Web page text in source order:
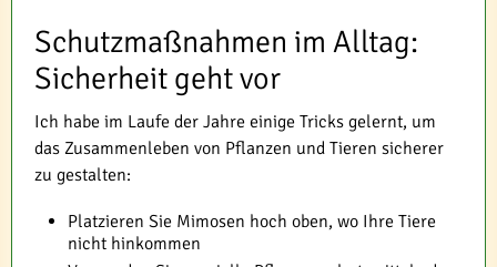
Schutzmaßnahmen im Alltag:
Sicherheit geht vor
Ich habe im Laufe der Jahre einige Tricks gelernt, um
das Zusammenleben von Pflanzen und Tieren sicherer
zu gestalten:
Platzieren Sie Mimosen hoch oben, wo Ihre Tiere
nicht hinkommen